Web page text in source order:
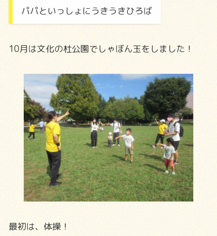
パパといっしょにうきうきひろば
10月は文化の杜公園でしゃぼん玉をしました！
最初は、体操！